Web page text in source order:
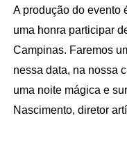
A produção do evento
uma honra participar
Campinas. Faremos
nessa data, na nossa
uma noite mágica e
Nascimento, diretor